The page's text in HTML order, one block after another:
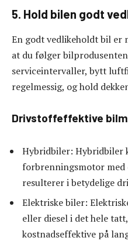
5. Hold bilen godt
En godt vedlikeholdt bil er
at du følger
serviceintervaller, bytt
regelmessig, og hold
Drivstoffeffektive
Hybridbiler: Hybridbiler
forbrenningsmotor med
resulterer i betydelige
Elektriske biler:
eller diesel i det hele
kostnadseffektive på